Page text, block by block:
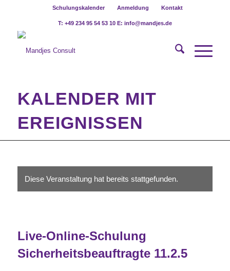
Schulungskalender Anmeldung Kontakt
T: +49 234 95 54 53 10 E: info@mandjes.de
KALENDER MIT
EREIGNISSEN
Diese Veranstaltung hat bereits stattgefunden.
Live-Online-Schulung
Sicherheitsbeauftragte 11.2.5